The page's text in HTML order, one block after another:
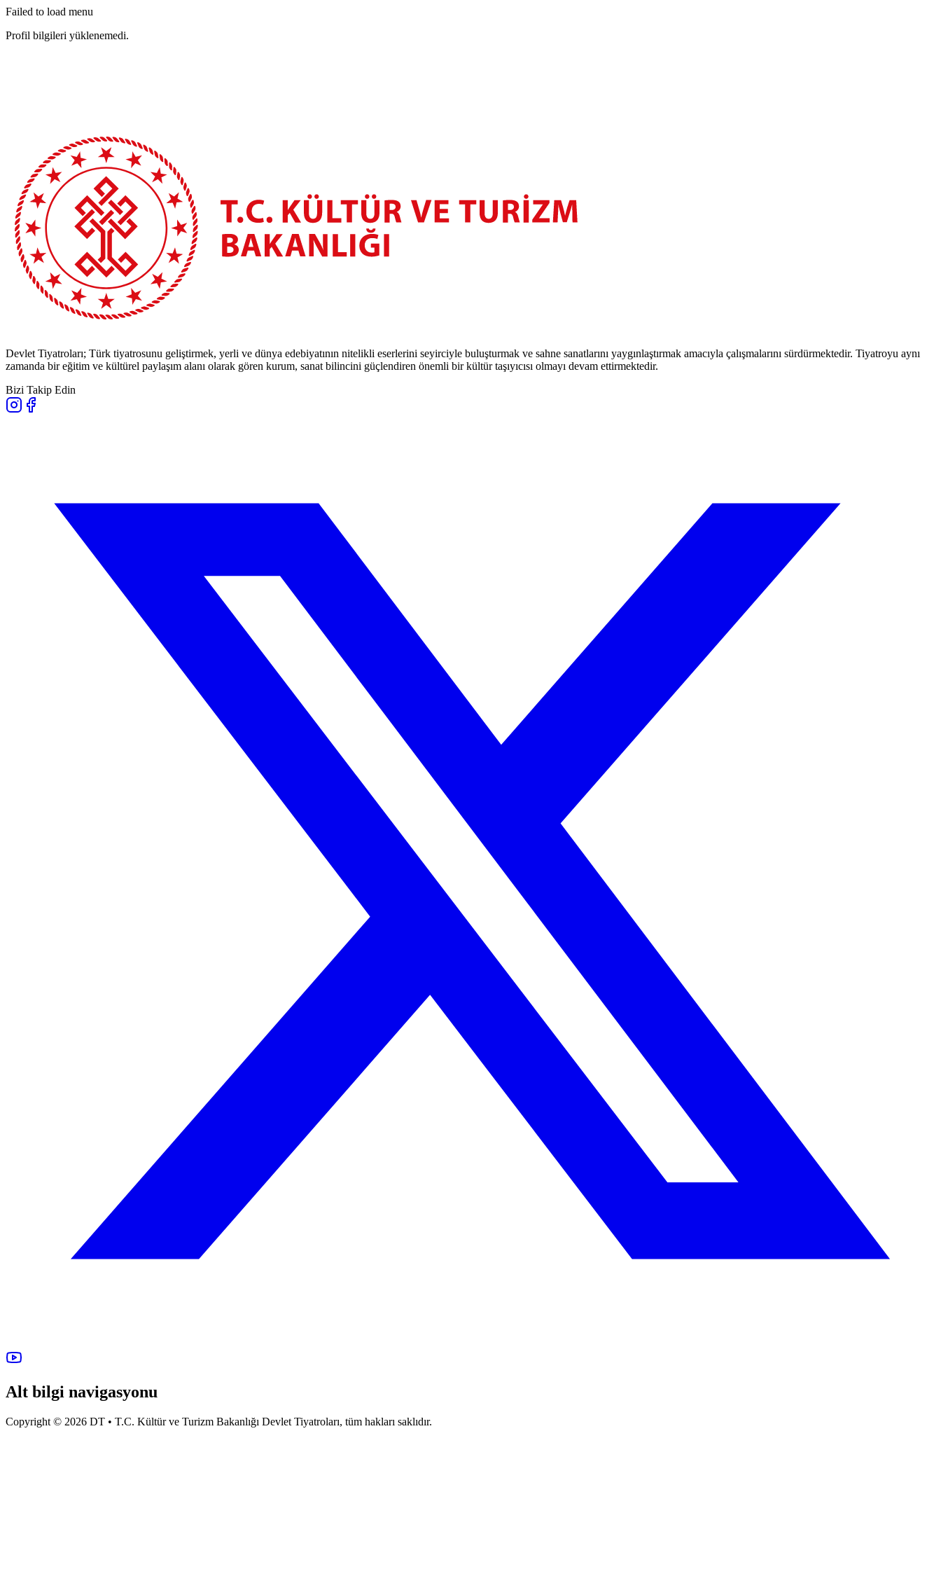
Failed to load menu
Profil bilgileri yüklenemedi.
Devlet Tiyatroları; Türk tiyatrosunu geliştirmek, yerli ve dünya edebiyatının nitelikli eserlerini seyirciyle buluşturmak ve sahne sanatlarını yaygınlaştırmak amacıyla çalışmalarını sürdürmektedir. Tiyatroyu aynı
zamanda bir eğitim ve kültürel paylaşım alanı olarak gören kurum, sanat bilincini güçlendiren önemli bir kültür taşıyıcısı olmayı devam ettirmektedir.
Bizi Takip Edin
Alt bilgi navigasyonu
Copyright © 2026 DT • T.C. Kültür ve Turizm Bakanlığı Devlet Tiyatroları, tüm hakları saklıdır.